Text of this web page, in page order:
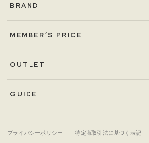
BRAND
MEMBER’S PRICE
OUTLET
GUIDE
プライバシーポリシー 特定商取引法に基づく表記